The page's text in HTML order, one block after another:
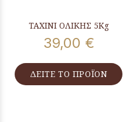
ΤΑΧΙΝΙ ΟΛΙΚΗΣ 5Kg
39,00 €
ΔΕΙΤΕ ΤΟ ΠΡΟΪΟΝ